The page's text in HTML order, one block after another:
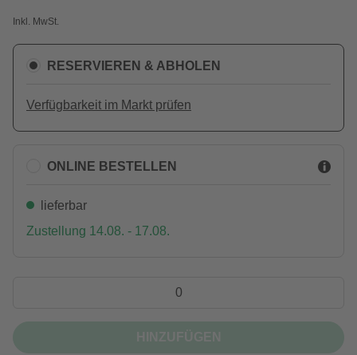
Inkl. MwSt.
RESERVIEREN & ABHOLEN
Verfügbarkeit im Markt prüfen
ONLINE BESTELLEN
lieferbar
Zustellung 14.08. - 17.08.